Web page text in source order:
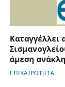
Καταγγέλλει
άμεση
ΕΠΙΚΑΙΡΟΤΗΤΑ